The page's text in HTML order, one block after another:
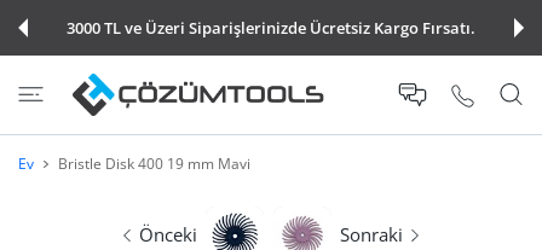
ATLA 3000 TL ve Üzeri Siparişlerinizde Ücretsiz Kargo Fırsatı.
Ev Bristle Disk 400 19 mm Mavi
Önceki Sonraki